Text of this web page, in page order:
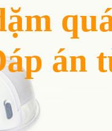
án
LIÊN HỆ
VIDEO